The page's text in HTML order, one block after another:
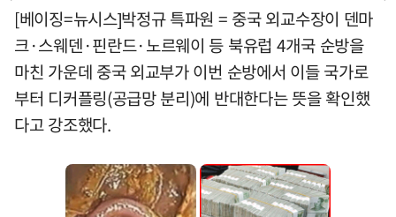
[베이징=뉴시스]박정규 특파원 = 중국 외교수장이 덴마
크·스웨덴·핀란드·노르웨이 등 북유럽 4개국 순방을
마친 가운데 중국 외교부가 이번 순방에서 이들 국가로
부터 디커플링(공급망 분리)에 반대한다는 뜻을 확인했
다고 강조했다.